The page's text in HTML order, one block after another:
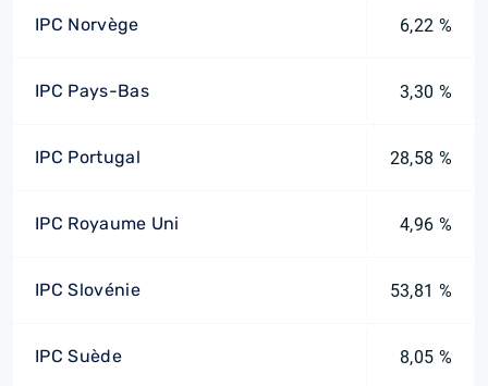
IPC Norvège 6,22 %
IPC Pays-Bas 3,30 %
IPC Portugal 28,58 %
IPC Royaume Uni 4,96 %
IPC Slovénie 53,81 %
IPC Suède 8,05 %